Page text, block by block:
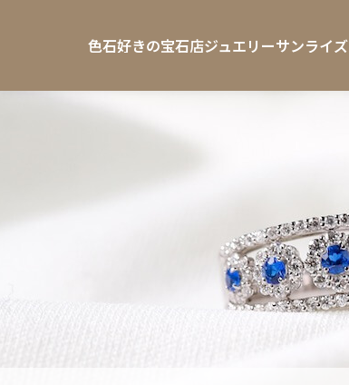
色石好きの宝石店ジュエリーサンライズ